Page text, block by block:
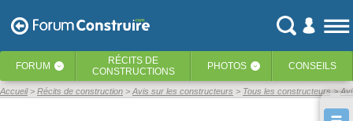
FORUM ‹ RÉCITS DE
CONSTRUCTIONS
PHOTOS ‹ CONSEILS
Accueil Récits de construction Avis sur les constructeurs Tous les constructeurs